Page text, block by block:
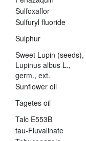
Sulfoxaflor
Sulfuryl fluoride
Sulphur
Sweet Lupin (seeds),
Lupinus albus L.,
germ., ext.
Sunflower oil
Tagetes oil
Talc E553B
tau-Fluvalinate